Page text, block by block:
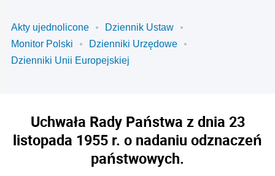
Akty ujednolicone
Dziennik Ustaw
Monitor Polski
Dzienniki Urzędowe
Dzienniki Unii Europejskiej
Uchwała Rady Państwa z dnia 23
listopada 1955 r. o nadaniu odznaczeń
państwowych.